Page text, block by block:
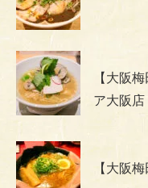
【大阪
ア大阪店
【大阪